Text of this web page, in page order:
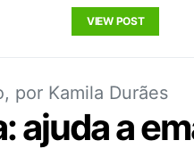
VIEW POST
por Kamila Durães
ajuda a